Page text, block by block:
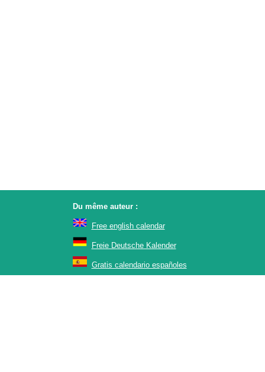
Du même auteur :
Free english calendar
Freie Deutsche Kalender
Gratis calendario españoles